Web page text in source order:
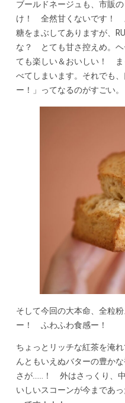
ブールドネージュも、市販
け！ 全然甘くないです！
糖をまぶしてありますが、
な？ とても甘さ控えめ。ヘ
ても楽しい＆おいしい！ ま
べてしまいます。それでも
ー！」ってなるのがすごい。
そして今回の大本命、全粒
ー！ ふわふわ食感ー！
ちょっとリッチな紅茶を淹
んともいえぬバターの豊か
さが……！ 外はさっくり、
いしいスコーンが今まであ